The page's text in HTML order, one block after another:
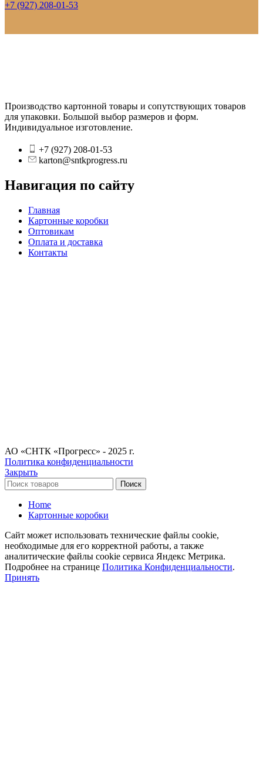
+7 (927) 208-01-53
Производство картонной товары и сопутствующих товаров
для упаковки. Большой выбор размеров и форм.
Индивидуальное изготовление.
+7 (927) 208-01-53
karton@sntkprogress.ru
Навигация по сайту
Главная
Картонные коробки
Оптовикам
Оплата и доставка
Контакты
АО «СНТК «Прогресс» - 2025 г.
Политика конфиденциальности
Закрыть
Поиск
Home
Картонные коробки
Сайт может использовать технические файлы cookie,
необходимые для его корректной работы, а также
аналитические файлы cookie сервиса Яндекс Метрика.
Подробнее на странице Политика Конфиденциальности.
Принять